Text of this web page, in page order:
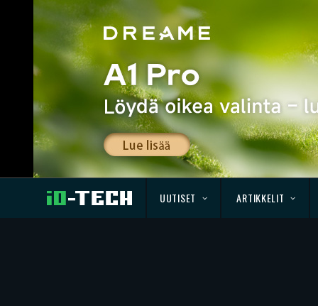
UUTISET ARTIKKELIT